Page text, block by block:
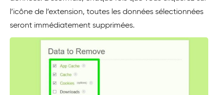
l’icône de l’extension, toutes les données sélectionnées
seront immédiatement supprimées.